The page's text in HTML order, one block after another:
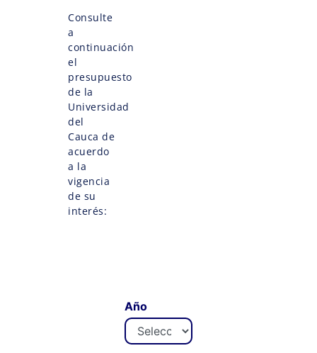
Consulte
a
continuación
el
presupuesto
de la
Universidad
del
Cauca de
acuerdo
a la
vigencia
de su
interés:
Año